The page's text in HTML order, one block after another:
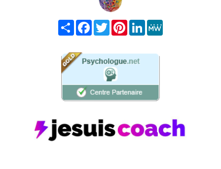
Share FacebookTwitterPinterest
LinkedIn